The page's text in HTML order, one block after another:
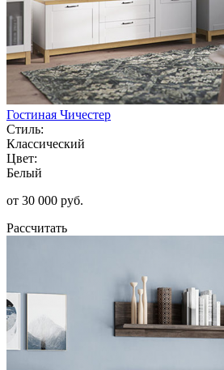
Гостиная Чичестер
Стиль:
Классический
Цвет:
Белый
от 30 000 руб.
Рассчитать